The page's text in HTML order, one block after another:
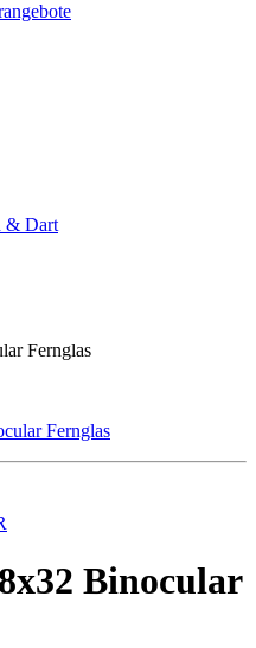
& Dart
Fernglas
Binocular